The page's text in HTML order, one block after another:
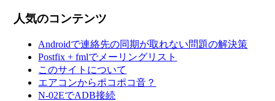
人気のコンテンツ
Androidで連絡先の同期が取れない問題の解決策
Postfix + fmlでメーリングリスト
このサイトについて
エアコンからポコポコ音？
N-02EでADB接続